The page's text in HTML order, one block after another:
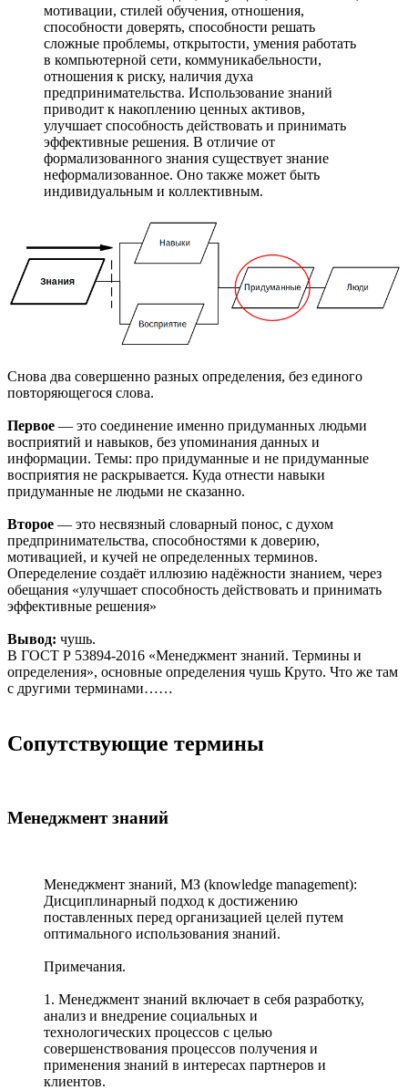
мотивации, стилей обучения, отношения,
способности доверять, способности решать
сложные проблемы, открытости, умения работать
в компьютерной сети, коммуникабельности,
отношения к риску, наличия духа
предпринимательства. Использование знаний
приводит к накоплению ценных активов,
улучшает способность действовать и принимать
эффективные решения. В отличие от
формализованного знания существует знание
неформализованное. Оно также может быть
индивидуальным и коллективным.
Снова два совершенно разных определения, без единого
повторяющегося слова.
Первое — это соединение именно придуманных людьми
восприятий и навыков, без упоминания данных и
информации. Темы: про придуманные и не придуманные
восприятия не раскрывается. Куда отнести навыки
придуманные не людьми не сказанно.
Второе — это несвязный словарный понос, с духом
предпринимательства, способностями к доверию,
мотивацией, и кучей не определенных терминов.
Опеределение создаёт иллюзию надёжности знанием, через
обещания «улучшает способность действовать и принимать
эффективные решения»
Вывод: чушь.
В ГОСТ Р 53894-2016 «Менеджмент знаний. Термины и
определения», основные определения чушь Круто. Что же там
с другими терминами……
Сопутствующие термины
Менеджмент знаний
Менеджмент знаний, МЗ (knowledge management):
Дисциплинарный подход к достижению
поставленных перед организацией целей путем
оптимального использования знаний.
Примечания.
1. Менеджмент знаний включает в себя разработку,
анализ и внедрение социальных и
технологических процессов с целью
совершенствования процессов получения и
применения знаний в интересах партнеров и
клиентов.